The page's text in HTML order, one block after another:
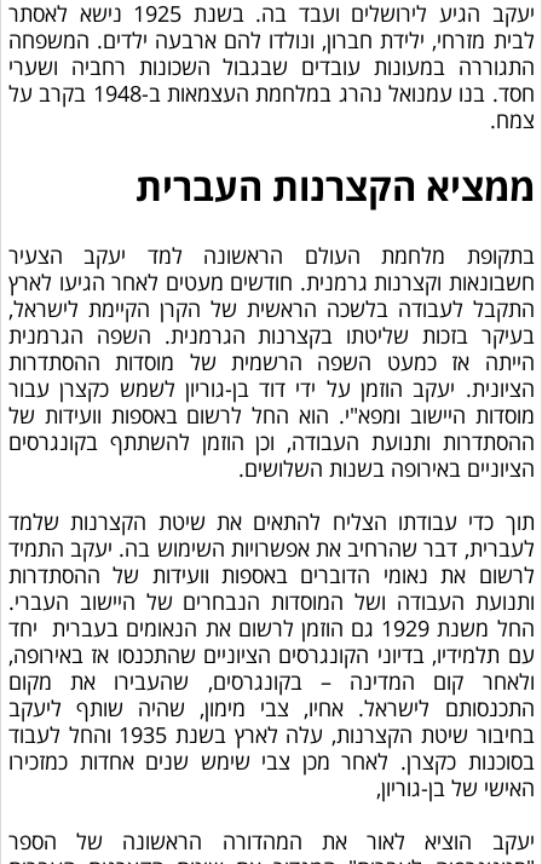
יעקב הגיע לירושלים ועבד בה. בשנת 1925 נישא לאסתר
לבית מזרחי, ילידת חברון, ונולדו להם ארבעה ילדים. המשפחה
התגוררה במעונות עובדים שבגבול השכונות רחביה ושערי
חסד. בנו עמנואל נהרג במלחמת העצמאות ב-1948 בקרב על
צמח.
ממציא הקצרנות העברית
בתקופת מלחמת העולם הראשונה למד יעקב הצעיר
חשבונאות וקצרנות גרמנית. חודשים מעטים לאחר הגיעו לארץ
התקבל לעבודה בלשכה הראשית של הקרן הקיימת לישראל,
בעיקר בזכות שליטתו בקצרנות הגרמנית. השפה הגרמנית
הייתה אז כמעט השפה הרשמית של מוסדות ההסתדרות
הציונית. יעקב הוזמן על ידי דוד בן-גוריון לשמש כקצרן עבור
מוסדות היישוב ומפא"י. הוא החל לרשום באספות וועידות של
ההסתדרות ותנועת העבודה, וכן הוזמן להשתתף בקונגרסים
הציוניים באירופה בשנות השלושים.
תוך כדי עבודתו הצליח להתאים את שיטת הקצרנות שלמד
לעברית, דבר שהרחיב את אפשרויות השימוש בה. יעקב התמיד
לרשום את נאומי הדוברים באספות וועידות של ההסתדרות
ותנועת העבודה ושל המוסדות הנבחרים של היישוב העברי.
החל משנת 1929 גם הוזמן לרשום את הנאומים בעברית יחד
עם תלמידיו, בדיוני הקונגרסים הציוניים שהתכנסו אז באירופה,
ולאחר קום המדינה – בקונגרסים, שהעבירו את מקום
התכנסותם לישראל. אחיו, צבי מימון, שהיה שותף ליעקב
בחיבור שיטת הקצרנות, עלה לארץ בשנת 1935 והחל לעבוד
בסוכנות כקצרן. לאחר מכן צבי שימש שנים אחדות כמזכירו
האישי של בן-גוריון,
יעקב הוציא לאור את המהדורה הראשונה של הספר